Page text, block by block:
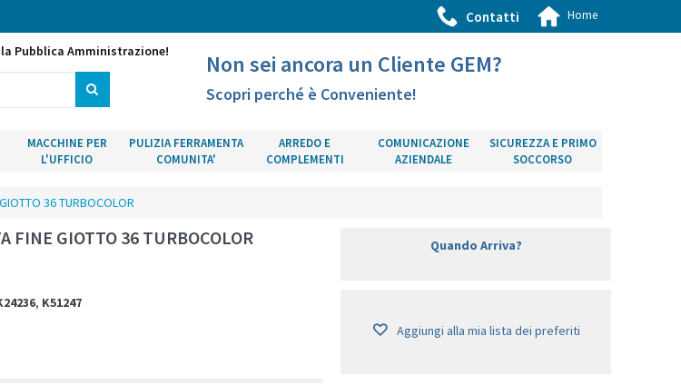
Contatti Home
Pubblica Amministrazione! Non sei ancora un Cliente GEM?
Scopri perché è Conveniente!
MACCHINE PER
L'UFFICIO
PULIZIA FERRAMENTA
COMUNITA'
ARREDO E
COMPLEMENTI
COMUNICAZIONE
AZIENDALE
SICUREZZA E PRIMO
SOCCORSO
36 TURBOCOLOR
FINE GIOTTO 36 TURBOCOLOR
, K51247
Quando Arriva?
Aggiungi alla mia lista dei preferiti